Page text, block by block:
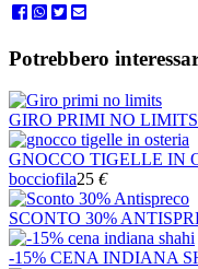
Potrebbero
GIRO PRIMI NO LIMITS
GNOCCO TIGELLE IN
bocciofila25 €
SCONTO 30%
-15% CENA INDIANA